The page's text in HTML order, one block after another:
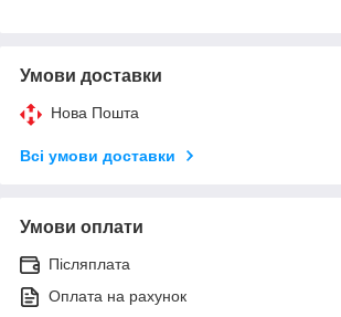
Умови доставки
Нова Пошта
Всі умови доставки
Умови оплати
Післяплата
Оплата на рахунок